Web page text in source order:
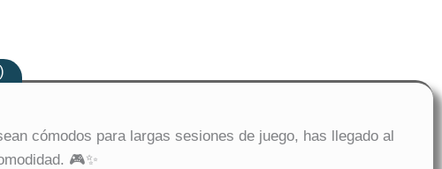
cómodos para largas sesiones de juego, has llegado al
🎮✨